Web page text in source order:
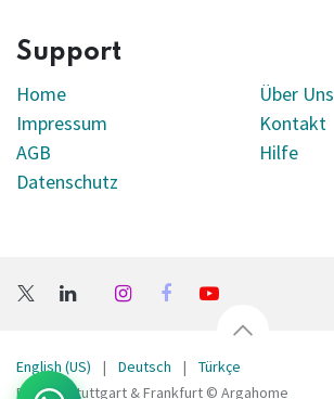
Support
Home
Impressum
AGB
Datenschutz
Über Uns
Kontakt
Hilfe
Bellona Stuttgart & Frankfurt © Argahome
English (US) | Deutsch | Türkçe